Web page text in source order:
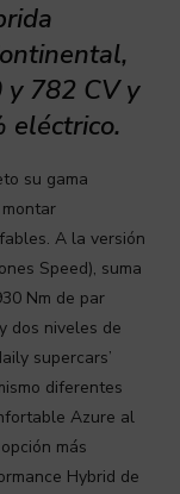
782 CV y
eléctrico.
su gama
A la versión
Speed), suma
Nm de par
dos niveles de
supercars’
diferentes
Azure al
más
Hybrid de